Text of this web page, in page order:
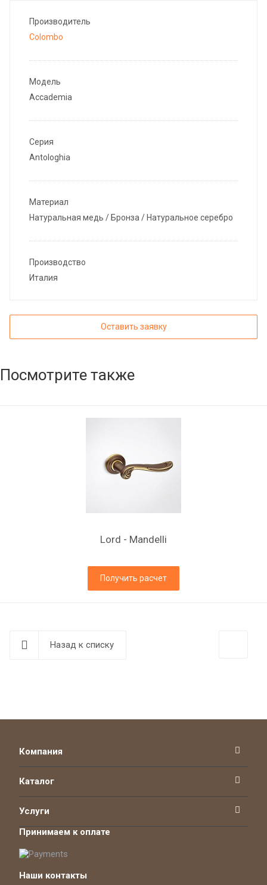
Производитель
Colombo
Модель
Accademia
Серия
Antologhia
Материал
Натуральная медь / Бронза / Натуральное серебро
Производство
Италия
Оставить заявку
Посмотрите также
Lord - Mandelli
Получить расчет
Назад к списку
Компания
Каталог
Услуги
Принимаем к оплате
Наши контакты